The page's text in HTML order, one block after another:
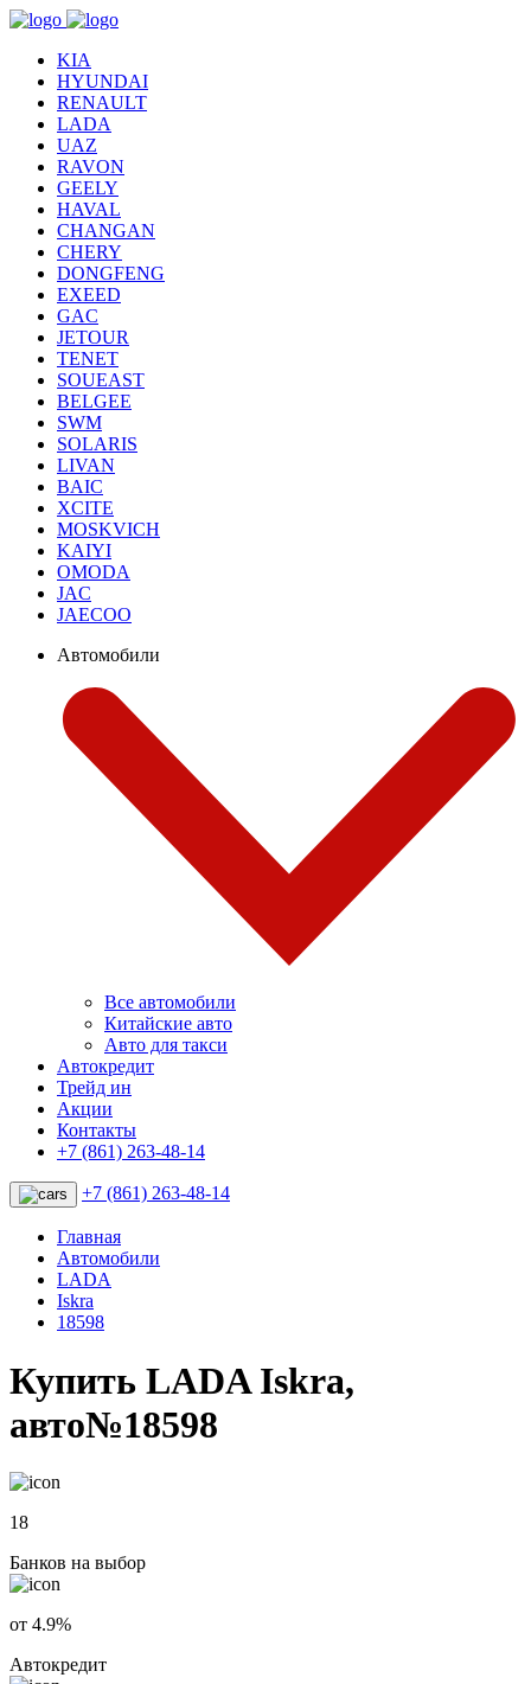
KIA
HYUNDAI
RENAULT
LADA
UAZ
RAVON
GEELY
HAVAL
CHANGAN
CHERY
DONGFENG
EXEED
GAC
JETOUR
TENET
SOUEAST
BELGEE
SWM
SOLARIS
LIVAN
BAIC
XCITE
MOSKVICH
KAIYI
OMODA
JAC
JAECOO
Автомобили
Все автомобили
Китайские авто
Авто для такси
Автокредит
Трейд ин
Акции
Контакты
+7 (861) 263-48-14
+7 (861) 263-48-14
Главная
Автомобили
LADA
Iskra
18598
Купить LADA Iskra,
авто№18598
18
Банков на выбор
от 4.9%
Автокредит